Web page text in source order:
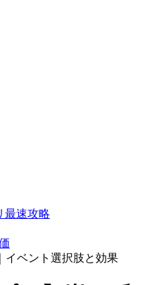
最速攻略
イベント選択肢と効果